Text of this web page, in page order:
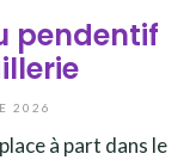
pendentif
2026
à part dans le